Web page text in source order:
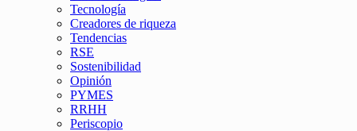
Tecnología
Creadores de riqueza
Tendencias
RSE
Sostenibilidad
Opinión
PYMES
RRHH
Periscopio